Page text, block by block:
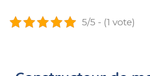
5/5 - (1 vote)